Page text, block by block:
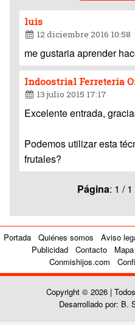
luis
12 diciembre 2016 10:58
me gustaria aprender
Indoostrial Ferreteria
13 julio 2015 17:17
Excelente entrada,
Podemos utilizar esta
frutales?
Página: 1 /
Portada Quiénes somos Aviso
Publicidad
Contacto
Conmishijos.com
Copyright © 2026 |
Desarrollado por: B.